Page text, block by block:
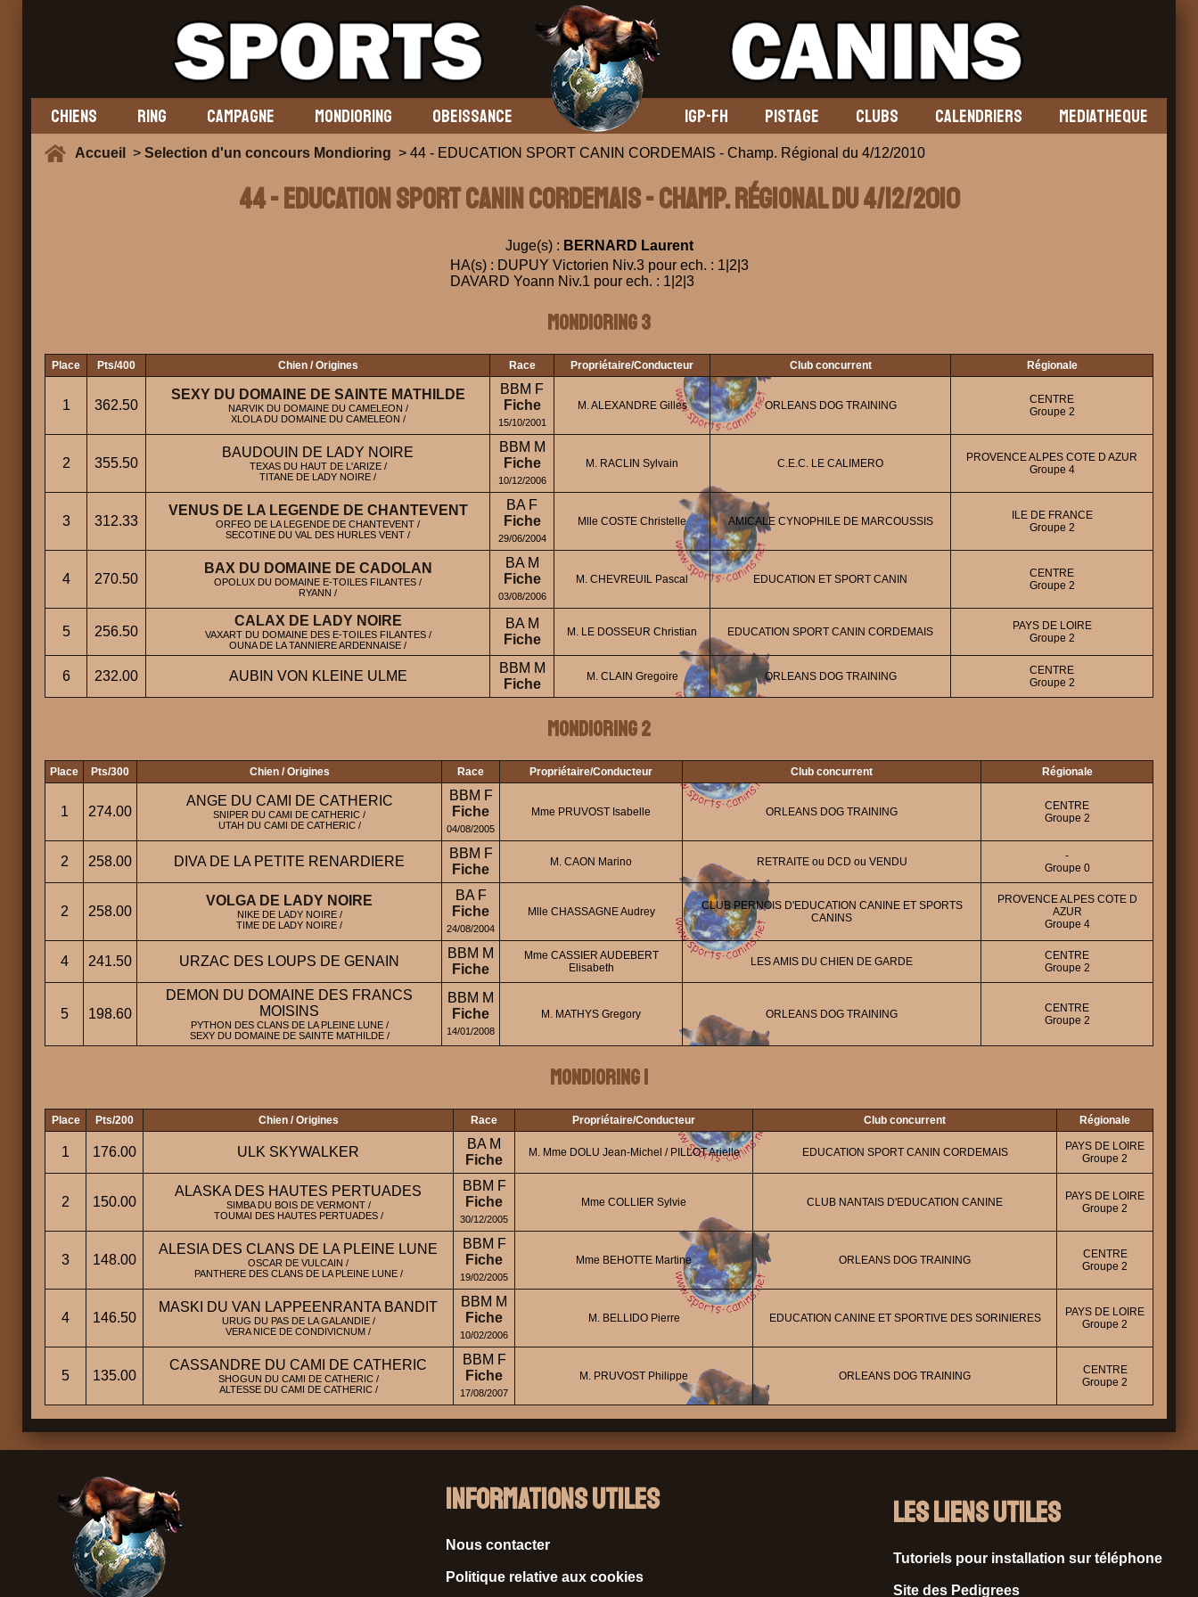
CHIENS RING CAMPAGNE MONDIORING OBEISSANCE IGP-FH PISTAGE CLUBS CALENDRIERS MEDIATHEQUE
Accueil > Selection d'un concours Mondioring > 44 - EDUCATION SPORT CANIN CORDEMAIS - Champ. Régional du 4/12/2010
44 - EDUCATION SPORT CANIN CORDEMAIS - Champ. Régional du 4/12/2010
Juge(s) : BERNARD Laurent
HA(s) : DUPUY Victorien Niv.3 pour ech. : 1|2|3
DAVARD Yoann Niv.1 pour ech. : 1|2|3
Mondioring 3
Place Pts/400 Chien / Origines Race Propriétaire/Conducteur Club concurrent Régionale
1 362.50
SEXY DU DOMAINE DE SAINTE MATHILDE
NARVIK DU DOMAINE DU CAMELEON /
XLOLA DU DOMAINE DU CAMELEON /
BBM F
Fiche
15/10/2001
M. ALEXANDRE Gilles ORLEANS DOG TRAINING
CENTRE
Groupe 2
2 355.50
BAUDOUIN DE LADY NOIRE
TEXAS DU HAUT DE L'ARIZE /
TITANE DE LADY NOIRE /
BBM M
Fiche
10/12/2006
M. RACLIN Sylvain C.E.C. LE CALIMERO
PROVENCE ALPES COTE D AZUR
Groupe 4
3 312.33
VENUS DE LA LEGENDE DE CHANTEVENT
ORFEO DE LA LEGENDE DE CHANTEVENT /
SECOTINE DU VAL DES HURLES VENT /
BA F
Fiche
29/06/2004
Mlle COSTE Christelle AMICALE CYNOPHILE DE MARCOUSSIS
ILE DE FRANCE
Groupe 2
4 270.50
BAX DU DOMAINE DE CADOLAN
OPOLUX DU DOMAINE E-TOILES FILANTES /
RYANN /
BA M
Fiche
03/08/2006
M. CHEVREUIL Pascal EDUCATION ET SPORT CANIN
CENTRE
Groupe 2
5 256.50
CALAX DE LADY NOIRE
VAXART DU DOMAINE DES E-TOILES FILANTES /
OUNA DE LA TANNIERE ARDENNAISE /
BA M
Fiche
M. LE DOSSEUR Christian EDUCATION SPORT CANIN CORDEMAIS
PAYS DE LOIRE
Groupe 2
6 232.00 AUBIN VON KLEINE ULME
BBM M
Fiche
M. CLAIN Gregoire ORLEANS DOG TRAINING
CENTRE
Groupe 2
Mondioring 2
Place Pts/300 Chien / Origines Race Propriétaire/Conducteur Club concurrent Régionale
1 274.00
ANGE DU CAMI DE CATHERIC
SNIPER DU CAMI DE CATHERIC /
UTAH DU CAMI DE CATHERIC /
BBM F
Fiche
04/08/2005
Mme PRUVOST Isabelle ORLEANS DOG TRAINING
CENTRE
Groupe 2
2 258.00 DIVA DE LA PETITE RENARDIERE
BBM F
Fiche
M. CAON Marino RETRAITE ou DCD ou VENDU
-
Groupe 0
2 258.00
VOLGA DE LADY NOIRE
NIKE DE LADY NOIRE /
TIME DE LADY NOIRE /
BA F
Fiche
24/08/2004
Mlle CHASSAGNE Audrey
CLUB PERNOIS D'EDUCATION CANINE ET SPORTS
CANINS
PROVENCE ALPES COTE D
AZUR
Groupe 4
4 241.50 URZAC DES LOUPS DE GENAIN
BBM M
Fiche
Mme CASSIER AUDEBERT
Elisabeth
LES AMIS DU CHIEN DE GARDE
CENTRE
Groupe 2
5 198.60
DEMON DU DOMAINE DES FRANCS
MOISINS
PYTHON DES CLANS DE LA PLEINE LUNE /
SEXY DU DOMAINE DE SAINTE MATHILDE /
BBM M
Fiche
14/01/2008
M. MATHYS Gregory ORLEANS DOG TRAINING
CENTRE
Groupe 2
Mondioring 1
Place Pts/200 Chien / Origines Race Propriétaire/Conducteur Club concurrent Régionale
1 176.00 ULK SKYWALKER
BA M
Fiche
M. Mme DOLU Jean-Michel / PILLOT Arielle EDUCATION SPORT CANIN CORDEMAIS
PAYS DE LOIRE
Groupe 2
2 150.00
ALASKA DES HAUTES PERTUADES
SIMBA DU BOIS DE VERMONT /
TOUMAI DES HAUTES PERTUADES /
BBM F
Fiche
30/12/2005
Mme COLLIER Sylvie CLUB NANTAIS D'EDUCATION CANINE
PAYS DE LOIRE
Groupe 2
3 148.00
ALESIA DES CLANS DE LA PLEINE LUNE
OSCAR DE VULCAIN /
PANTHERE DES CLANS DE LA PLEINE LUNE /
BBM F
Fiche
19/02/2005
Mme BEHOTTE Martine ORLEANS DOG TRAINING
CENTRE
Groupe 2
4 146.50
MASKI DU VAN LAPPEENRANTA BANDIT
URUG DU PAS DE LA GALANDIE /
VERA NICE DE CONDIVICNUM /
BBM M
Fiche
10/02/2006
M. BELLIDO Pierre EDUCATION CANINE ET SPORTIVE DES SORINIERES
PAYS DE LOIRE
Groupe 2
5 135.00
CASSANDRE DU CAMI DE CATHERIC
SHOGUN DU CAMI DE CATHERIC /
ALTESSE DU CAMI DE CATHERIC /
BBM F
Fiche
17/08/2007
M. PRUVOST Philippe ORLEANS DOG TRAINING
CENTRE
Groupe 2
Informations Utiles
Nous contacter
Politique relative aux cookies
Les liens utiles
Tutoriels pour installation sur téléphone
Site des Pedigrees